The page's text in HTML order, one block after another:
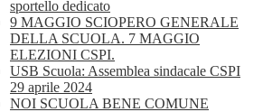
sportello dedicato
9 MAGGIO SCIOPERO GENERALE
DELLA SCUOLA. 7 MAGGIO
ELEZIONI CSPI.
USB Scuola: Assemblea sindacale CSPI
29 aprile 2024
NOI SCUOLA BENE COMUNE